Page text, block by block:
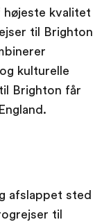
højeste kvalitet
til Brighton
kulturelle
Brighton får
afslappet sted
til